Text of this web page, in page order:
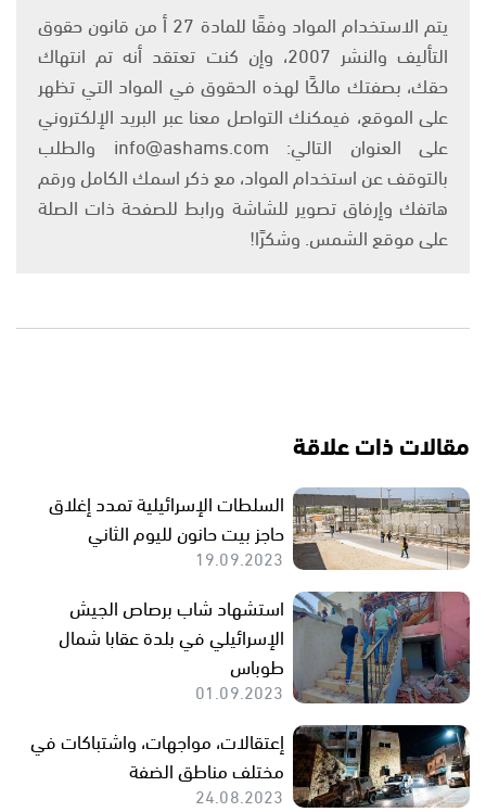
يتم الاستخدام المواد وفقًا للمادة 27 أ من قانون حقوق
التأليف والنشر 2007، وإن كنت تعتقد أنه تم انتهاك
حقك، بصفتك مالكًا لهذه الحقوق في المواد التي تظهر
على الموقع، فيمكنك التواصل معنا عبر البريد الإلكتروني
على العنوان التالي: info@ashams.com والطلب
بالتوقف عن استخدام المواد، مع ذكر اسمك الكامل ورقم
هاتفك وإرفاق تصوير للشاشة ورابط للصفحة ذات الصلة
على موقع الشمس. وشكرًا!
مقالات ذات علاقة
السلطات الإسرائيلية تمدد إغلاق
حاجز بيت حانون لليوم الثاني
19.09.2023
استشهاد شاب برصاص الجيش
الإسرائيلي في بلدة عقابا شمال
طوباس
01.09.2023
إعتقالات، مواجهات، واشتباكات في
مختلف مناطق الضفة
24.08.2023